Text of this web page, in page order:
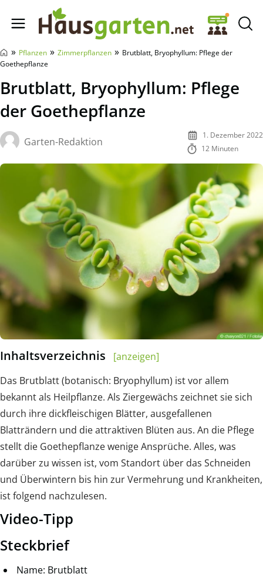
Hausgarten.net
» Pflanzen » Zimmerpflanzen » Brutblatt, Bryophyllum: Pflege der
Goethepflanze
Brutblatt, Bryophyllum: Pflege
der Goethepflanze
Garten-Redaktion
1. Dezember 2022
12 Minuten
Inhaltsverzeichnis
[anzeigen]
Das Brutblatt (botanisch: Bryophyllum) ist vor allem
bekannt als Heilpflanze. Als Ziergewächs zeichnet sie sich
durch ihre dickfleischigen Blätter, ausgefallenen
Blatträndern und die attraktiven Blüten aus. An die Pflege
stellt die Goethepflanze wenige Ansprüche. Alles, was
darüber zu wissen ist, vom Standort über das Schneiden
und Überwintern bis hin zur Vermehrung und Krankheiten,
ist folgend nachzulesen.
Video-Tipp
Steckbrief
Name: Brutblatt